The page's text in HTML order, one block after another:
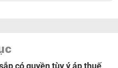
có quyền tùy ý áp thuế